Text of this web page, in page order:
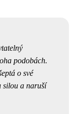
podobách.
o své
silou a naruší